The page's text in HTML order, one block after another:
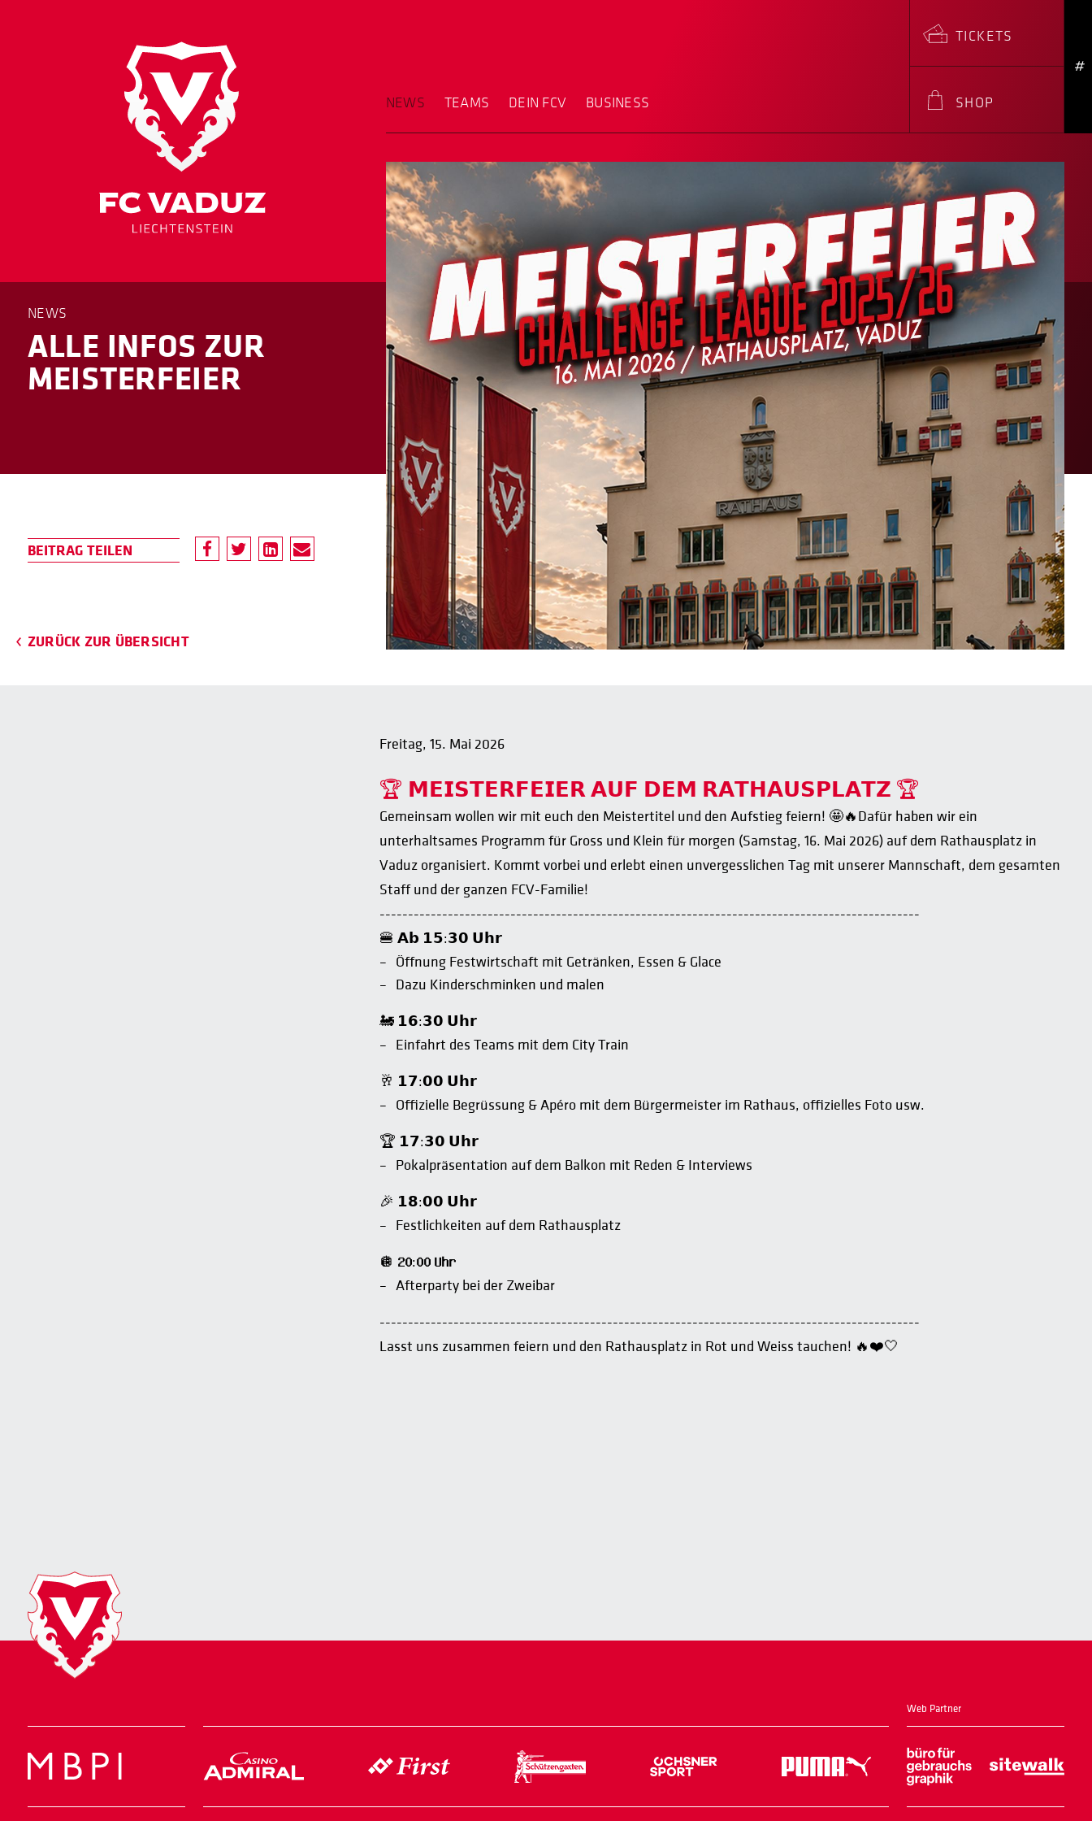
NEWS TEAMS DEIN FCV BUSINESS
TICKETS
SHOP
#
NEWS
ALLE INFOS ZUR
MEISTERFEIER
ZURÜCK ZUR ÜBERSICHT
Freitag, 15. Mai 2026
🏆 𝗠𝗘𝗜𝗦𝗧𝗘𝗥𝗙𝗘𝗜𝗘𝗥 𝗔𝗨𝗙 𝗗𝗘𝗠 𝗥𝗔𝗧𝗛𝗔𝗨𝗦𝗣𝗟𝗔𝗧𝗭 🏆
Gemeinsam wollen wir mit euch den Meistertitel und den Aufstieg feiern! 🤩🔥Dafür haben wir ein
unterhaltsames Programm für Gross und Klein für morgen (Samstag, 16. Mai 2026) auf dem Rathausplatz in
Vaduz organisiert. Kommt vorbei und erlebt einen unvergesslichen Tag mit unserer Mannschaft, dem gesamten
Staff und der ganzen FCV-Familie!
-----------------------------------------------------------------------------------------------
🍔 𝗔𝗯 𝟭𝟱:𝟯𝟬 𝗨𝗵𝗿
Öffnung Festwirtschaft mit Getränken, Essen & Glace
Dazu Kinderschminken und malen
🚂 𝟭𝟲:𝟯𝟬 𝗨𝗵𝗿
Einfahrt des Teams mit dem City Train
🥂 𝟭𝟳:𝟬𝟬 𝗨𝗵𝗿
Offizielle Begrüssung & Apéro mit dem Bürgermeister im Rathaus, offizielles Foto usw.
🏆 𝟭𝟳:𝟯𝟬 𝗨𝗵𝗿
Pokalpräsentation auf dem Balkon mit Reden & Interviews
🎉 𝟭𝟴:𝟬𝟬 𝗨𝗵𝗿
Festlichkeiten auf dem Rathausplatz
🪩 𝟮𝟬:𝟬𝟬 𝗨𝗵𝗿
Afterparty bei der Zweibar
-----------------------------------------------------------------------------------------------
Lasst uns zusammen feiern und den Rathausplatz in Rot und Weiss tauchen! 🔥❤️🤍
Web Partner